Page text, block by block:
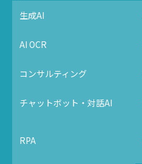
生成AI
AI OCR
コンサルティング
チャットボット・対話AI
RPA